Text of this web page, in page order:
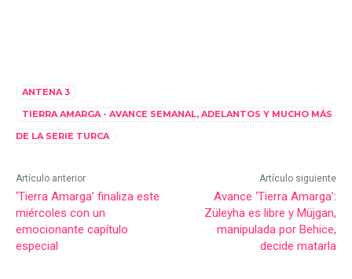
ANTENA 3
TIERRA AMARGA - AVANCE SEMANAL, ADELANTOS Y MUCHO MÁS
DE LA SERIE TURCA
Artículo anterior
‘Tierra Amarga’ finaliza este
miércoles con un
emocionante capítulo
especial
Artículo siguiente
Avance ‘Tierra Amarga’:
Züleyha es libre y Müjgan,
manipulada por Behice,
decide matarla